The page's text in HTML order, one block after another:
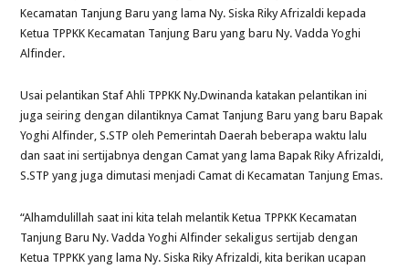
Kecamatan Tanjung Baru yang lama Ny. Siska Riky Afrizaldi kepada
Ketua TPPKK Kecamatan Tanjung Baru yang baru Ny. Vadda Yoghi
Alfinder.
Usai pelantikan Staf Ahli TPPKK Ny.Dwinanda katakan pelantikan ini
juga seiring dengan dilantiknya Camat Tanjung Baru yang baru Bapak
Yoghi Alfinder, S.STP oleh Pemerintah Daerah beberapa waktu lalu
dan saat ini sertijabnya dengan Camat yang lama Bapak Riky Afrizaldi,
S.STP yang juga dimutasi menjadi Camat di Kecamatan Tanjung Emas.
“Alhamdulillah saat ini kita telah melantik Ketua TPPKK Kecamatan
Tanjung Baru Ny. Vadda Yoghi Alfinder sekaligus sertijab dengan
Ketua TPPKK yang lama Ny. Siska Riky Afrizaldi, kita berikan ucapan